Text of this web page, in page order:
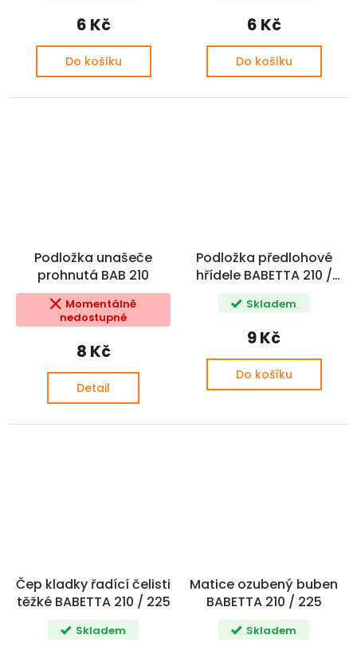
6 Kč
Do košíku
6 Kč
Do košíku
Podložka unašeče
prohnutá BAB 210
Momentálně
nedostupné
8 Kč
Detail
Podložka předlohové
hřídele BABETTA 210 /
225 22011
Skladem
9 Kč
Do košíku
Čep kladky řadící čelisti
těžké BABETTA 210 / 225
Skladem
Matice ozubený buben
BABETTA 210 / 225
Skladem